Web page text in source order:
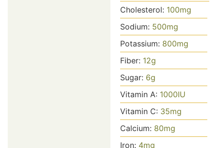
Cholesterol: 100mg
Sodium: 500mg
Potassium: 800mg
Fiber: 12g
Sugar: 6g
Vitamin A: 1000IU
Vitamin C: 35mg
Calcium: 80mg
Iron: 4mg